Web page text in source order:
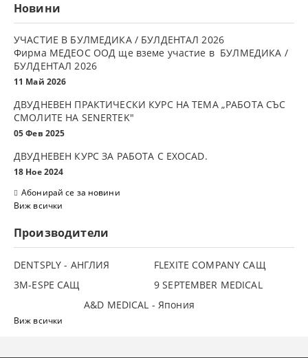
Новини
УЧАСТИЕ В БУЛМЕДИКА / БУЛДЕНТАЛ 2026
Фирма МЕДЕОС ООД ще вземе участие в БУЛМЕДИКА /
БУЛДЕНТАЛ 2026
11 Май 2026
ДВУДНЕВЕН ПРАКТИЧЕСКИ КУРС НА ТЕМА „РАБОТА СЪС
СМОЛИТЕ НА SENERTEK"
05 Фев 2025
ДВУДНЕВЕН КУРС ЗА РАБОТА С ЕXOCAD.
18 Ное 2024
Абонирай се за новини
Виж всички
Производители
DENTSPLY - АНГЛИЯ
FLEXITE COMPANY САЩ
3М-ESPE САЩ
9 SEPTEMBER MEDICAL
A&D MEDICAL - Япония
Виж всички